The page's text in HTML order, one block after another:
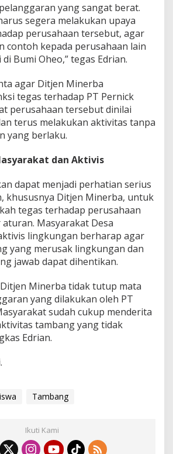
yang sangat berat.
segera melakukan upaya
perusahaan tersebut, agar
contoh kepada perusahaan lain
Bumi Oheo,” tegas Edrian.
agar Ditjen Minerba
tegas terhadap PT Pernick
perusahaan tersebut dinilai
terus melakukan aktivitas tanpa
yang berlaku.
dan Aktivis
dapat menjadi perhatian serius
khususnya Ditjen Minerba, untuk
tegas terhadap perusahaan
Masyarakat Desa
lingkungan berharap agar
yang merusak lingkungan dan
jawab dapat dihentikan.
Minerba tidak tutup mata
yang dilakukan oleh PT
sudah cukup menderita
tambang yang tidak
Edrian.
Tambang
Ikuti Kami